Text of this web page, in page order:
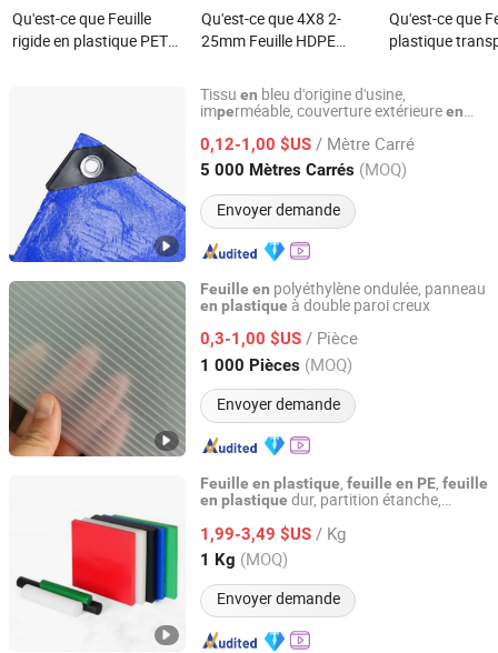
Qu'est-ce que Feuille
rigide en plastique PET
Qu'est-ce que 4X8 2-
25mm Feuille HDPE
Personnalisée Couleur
Usine Plaque Plastique
Qu'est-ce que
plastique
des deux côtés
Tissu en bleu d'origine d'usine,
imperméable, couverture extérieureen
tarpaulinenPE
0,12-1,00 $US / Mètre Carré
5 000 Mètres Carrés (MOQ)
Envoyer demande
Shandong Roc Tarp New Material Technology Co., Ltd.
Shandong, China Depuis 2025
Feuille en polyéthylène ondulée, panneau
en plastique à double paroi creux
0,3-1,00 $US / Pièce
1 000 Pièces (MOQ)
Envoyer demande
AISTEK(SUZHOU) NEW MATERIALS TECHNOLOGY CO.,
LTD
Jiangsu, China Depuis 2021
Feuille en plastique, feuille en PE, feuille
en plastique dur, partition étanche,
feuilleenPP,feuilleen
1,99-3,49 $US / Kg
1 Kg (MOQ)
Envoyer demande
Langfang Yunshi Environmental Protechnology Co., Ltd.
Hebei, China Depuis 2022